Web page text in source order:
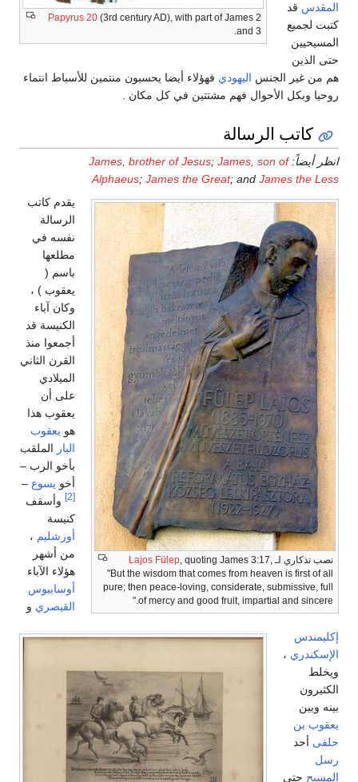
Papyrus 20 (3rd century AD), with part of James 2
and 3.
المقدس قد
كتبت لجميع
المسيحيين
حتى الذين
هم من غير الجنس اليهودي فهؤلاء أيضا يحسبون منتمين للأسباط انتماء
روحيا وبكل الأحوال فهم مشتتين في كل مكان .
كاتب الرسالة
انظر أيضاً: James, brother of Jesus; James, son of
Alphaeus; James the Great; and James the Less
نصب تذكاري لـ Lajos Fülep, quoting James 3:17,
"But the wisdom that comes from heaven is first of all
pure; then peace-loving, considerate, submissive, full
of mercy and good fruit, impartial and sincere."
يقدم كاتب
الرسالة
نفسه في
مطلعها
باسم (
يعقوب ) ،
وكان آباء
الكنيسة قد
أجمعوا منذ
القرن الثاني
الميلادي
على أن
يعقوب هذا
هو يعقوب
البار الملقب
بأخو الرب –
أخو يسوع –
[2]
وأسقف
كنيسة
أورشليم ،
من أشهر
هؤلاء الآباء
أوسابيوس
القيصري و
إكليمندس
الإسكندري ،
ويخلط
الكثيرون
بينه وبين
يعقوب بن
حلفى أحد
رسل
المسيح حتى